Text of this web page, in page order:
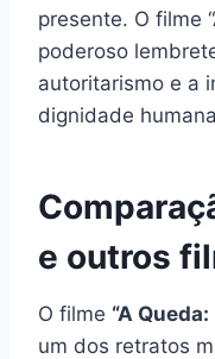
presente. O filme
poderoso
autoritarismo e a
dignidade
e outros
O filme “A
um dos retratos